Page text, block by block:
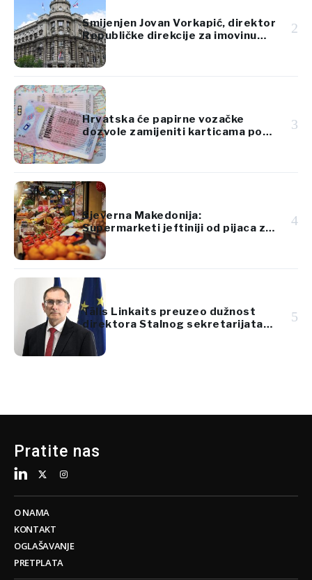
Smijenjen Jovan Vorkapić, direktor
Republičke direkcije za imovinu
Srbije
2
Hrvatska će papirne vozačke
dozvole zamijeniti karticama po
standardima EU
3
Sjeverna Makedonija:
Supermarketi jeftiniji od pijaca za
voće i povrće
4
Tālis Linkaits preuzeo dužnost
direktora Stalnog sekretarijata
Transportne zajednice
5
Pratite nas
O NAMA
KONTAKT
OGLAŠAVANJE
PRETPLATA